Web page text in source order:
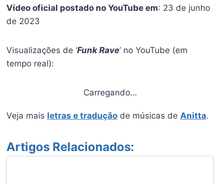
Vídeo oficial postado no YouTube em: 23 de junho
de 2023
Visualizações de ‘Funk Rave‘ no YouTube (em
tempo real):
Carregando…
Veja mais letras e traduçãode músicas de Anitta.
Artigos Relacionados: